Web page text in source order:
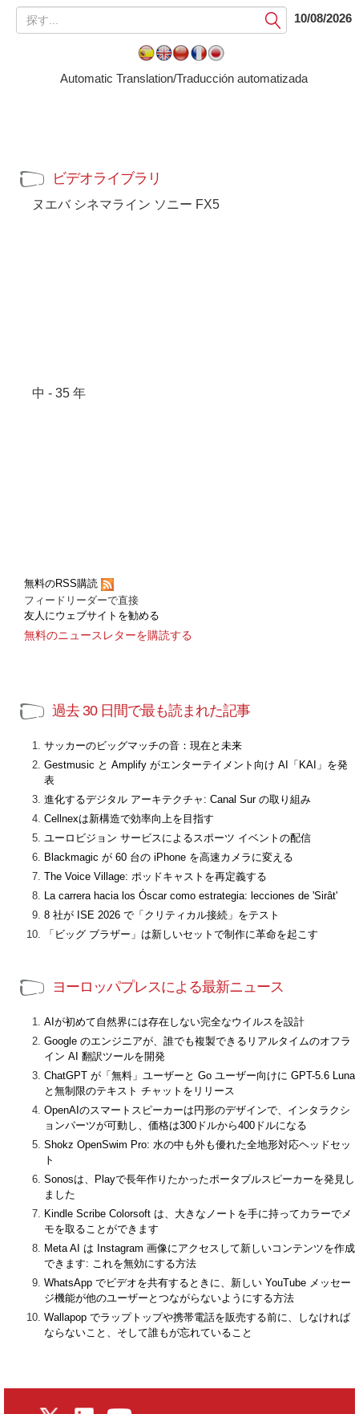
提
出
10/08/2026
Automatic Translation/Traducción automatizada
ビデオライブラリ
ヌエバ シネマライン ソニー FX5
中 - 35 年
無料のRSS購読
フィードリーダーで直接
友人にウェブサイトを勧める
無料のニュースレターを購読する
過去 30 日間で最も読まれた記事
サッカーのビッグマッチの音：現在と未来
Gestmusic と Amplify がエンターテイメント向け AI「KAI」を発
表
進化するデジタル アーキテクチャ: Canal Sur の取り組み
Cellnexは新構造で効率向上を目指す
ユーロビジョン サービスによるスポーツ イベントの配信
Blackmagic が 60 台の iPhone を高速カメラに変える
The Voice Village: ポッドキャストを再定義する
La carrera hacia los Óscar como estrategia: lecciones de 'Sirât'
8 社が ISE 2026 で「クリティカル接続」をテスト
「ビッグ ブラザー」は新しいセットで制作に革命を起こす
ヨーロッパプレスによる最新ニュース
AIが初めて自然界には存在しない完全なウイルスを設計
Google のエンジニアが、誰でも複製できるリアルタイムのオフラ
イン AI 翻訳ツールを開発
ChatGPT が「無料」ユーザーと Go ユーザー向けに GPT-5.6 Luna
と無制限のテキスト チャットをリリース
OpenAIのスマートスピーカーは円形のデザインで、インタラクシ
ョンパーツが可動し、価格は300ドルから400ドルになる
Shokz OpenSwim Pro: 水の中も外も優れた全地形対応ヘッドセッ
ト
Sonosは、Playで長年作りたかったポータブルスピーカーを発見し
ました
Kindle Scribe Colorsoft は、大きなノートを手に持ってカラーでメ
モを取ることができます
Meta AI は Instagram 画像にアクセスして新しいコンテンツを作成
できます: これを無効にする方法
WhatsApp でビデオを共有するときに、新しい YouTube メッセー
ジ機能が他のユーザーとつながらないようにする方法
Wallapop でラップトップや携帯電話を販売する前に、しなければ
ならないこと、そして誰もが忘れていること